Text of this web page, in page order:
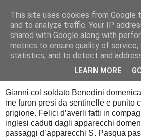
Diario di guerra
giovedì 2 aprile 2015
Gianni col soldato Benedini
me furon presi da sentinelle e punito
prigione. Felici d’averli fatti in
inglesi caduti dagli apparecchi
passaggi d’apparecchi S. Pasqua
This site uses cookies from Google
and to analyze traffic. Your IP
shared with Google along with
metrics to ensure quality of service,
statistics, and to detect and
LEARN MORE